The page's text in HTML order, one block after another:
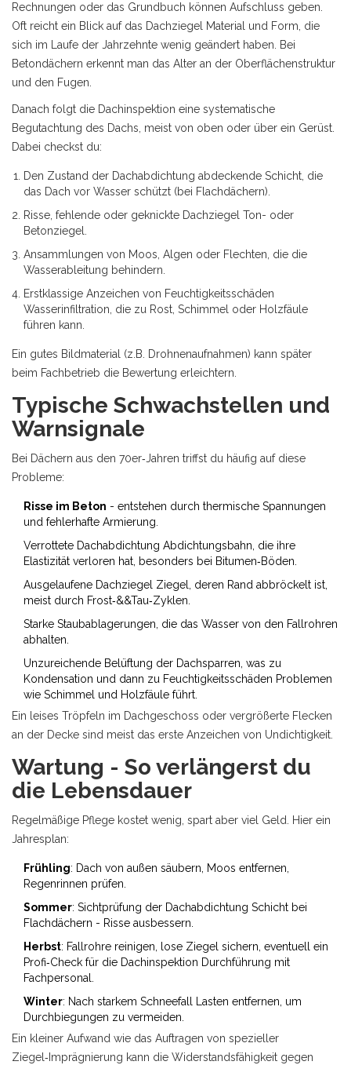
Rechnungen oder das Grundbuch können Aufschluss geben.
Oft reicht ein Blick auf das Dachziegel
Material und Form, die
sich im Laufe der Jahrzehnte wenig geändert haben . Bei
Betondächern erkennt man das Alter an der Oberflächenstruktur
und den Fugen.
Danach folgt die Dachinspektion eine systematische
Begutachtung des Dachs, meist von oben oder über ein Gerüst
Dabei checkst du:
Den Zustand der Dachabdichtung abdeckende Schicht, die
das Dach vor Wasser schützt (bei Flachdächern).
Risse, fehlende oder geknickte Dachziegel Ton- oder
Betonziegel
Ansammlungen von Moos, Algen oder Flechten, die die
Wasserableitung behindern.
Erstklassige Anzeichen von Feuchtigkeitsschäden
Wasserinfiltration, die zu Rost, Schimmel oder Holzfäule
führen kann
Ein gutes Bildmaterial (z.B. Drohnenaufnahmen) kann später
beim Fachbetrieb die Bewertung erleichtern.
Typische Schwachstellen und
Warnsignale
Bei Dächern aus den 70er‑Jahren triffst du häufig auf diese
Probleme:
Risse im Beton - entstehen durch thermische Spannungen
und fehlerhafte Armierung.
Verrottete Dachabdichtung Abdichtungsbahn, die ihre
Elastizität verloren hat , besonders bei Bitumen‑Böden.
Ausgelaufene Dachziegel Ziegel, deren Rand abbröckelt ist
meist durch Frost‑&&Tau‑Zyklen.
Starke Staubablagerungen, die das Wasser von den Fallrohren
abhalten.
Unzureichende Belüftung der Dachsparren, was zu
Kondensation und dann zu Feuchtigkeitsschäden Problemen
wie Schimmel und Holzfäule führt.
Ein leises Tröpfeln im Dachgeschoss oder vergrößerte Flecken
an der Decke sind meist das erste Anzeichen von Undichtigkeit.
Wartung - So verlängerst du
die Lebensdauer
Regelmäßige Pflege kostet wenig, spart aber viel Geld. Hier ein
Jahresplan:
Frühling: Dach von außen säubern, Moos entfernen,
Regenrinnen prüfen.
Sommer: Sichtprüfung der Dachabdichtung Schicht bei
Flachdächern - Risse ausbessern.
Herbst: Fallrohre reinigen, lose Ziegel sichern, eventuell ein
Profi‑Check für die Dachinspektion Durchführung mit
Fachpersonal
Winter: Nach starkem Schneefall Lasten entfernen, um
Durchbiegungen zu vermeiden.
Ein kleiner Aufwand wie das Auftragen von spezieller
Ziegel‑Imprägnierung kann die Widerstandsfähigkeit gegen